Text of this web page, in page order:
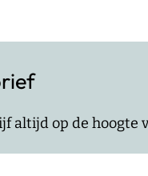
altijd op de hoogte